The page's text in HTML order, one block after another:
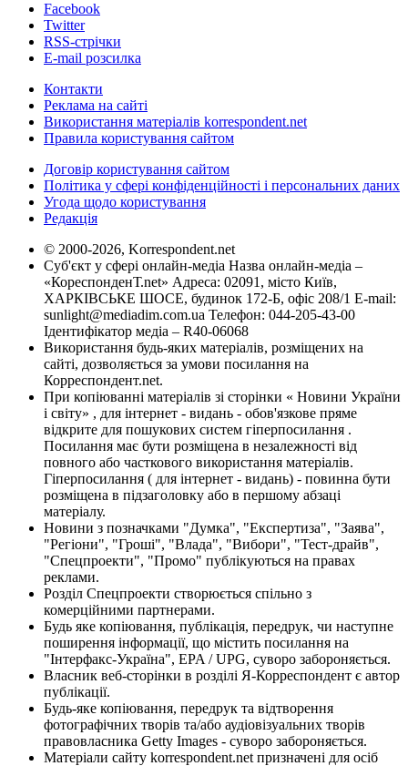
Facebook
Twitter
RSS-стрічки
E-mail розсилка
Контакти
Реклама на сайті
Використання матеріалів korrespondent.net
Правила користування сайтом
Договір користування сайтом
Політика у сфері конфіденційності і персональних даних
Угода щодо користування
Редакція
© 2000-2026, Korrespondent.net
Суб'єкт у сфері онлайн-медіа Назва онлайн-медіа –
«КореспонденТ.net» Адреса: 02091, місто Київ,
ХАРКІВСЬКЕ ШОСЕ, будинок 172-Б, офіс 208/1 E-mail:
sunlight@mediadim.com.ua Телефон: 044-205-43-00
Ідентифікатор медіа – R40-06068
Використання будь-яких матеріалів, розміщених на
сайті, дозволяється за умови посилання на
Корреспондент.net.
При копіюванні матеріалів зі сторінки « Новини України
і світу» , для інтернет - видань - обов'язкове пряме
відкрите для пошукових систем гіперпосилання .
Посилання має бути розміщена в незалежності від
повного або часткового використання матеріалів.
Гіперпосилання ( для інтернет - видань) - повинна бути
розміщена в підзаголовку або в першому абзаці
матеріалу.
Новини з позначками "Думка", "Експертиза", "Заява",
"Регіони", "Гроші", "Влада", "Вибори", "Тест-драйв",
"Спецпроекти", "Промо" публікуються на правах
реклами.
Розділ Спецпроекти створюється спільно з
комерційними партнерами.
Будь яке копіювання, публікація, передрук, чи наступне
поширення інформації, що містить посилання на
"Інтерфакс-Україна", EPA / UPG, суворо забороняється.
Власник веб-сторінки в розділі Я-Корреспондент є автор
публікації.
Будь-яке копіювання, передрук та відтворення
фотографічних творів та/або аудіовізуальних творів
правовласника Getty Images - суворо забороняється.
Матеріали сайту korrespondent.net призначені для осіб